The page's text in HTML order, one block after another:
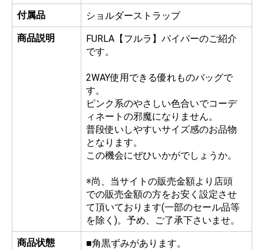
付属品
ショルダーストラップ
商品説明
FURLA【フルラ】パイパーのご紹介
です。
2WAY使用できる優れものバッグで
す。
ピンク系のやさしい色合いでコーデ
ィネートの邪魔になりません。
普段使いしやすいサイズ感のお品物
となります。
この機会にぜひいかがでしょうか。
※尚、当サイトの販売金額より店頭
での販売金額の方をお安く設定させ
て頂いております(一部のセール品等
を除く)。予め、ご了承下さいませ。
商品状態
■角黒ずみがあります。